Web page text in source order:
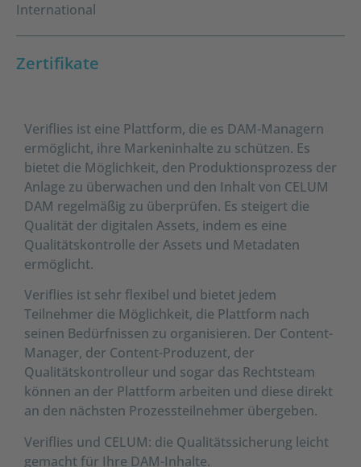
International
Zertifikate
Veriflies ist eine Plattform, die es DAM-Managern
ermöglicht, ihre Markeninhalte zu schützen. Es
bietet die Möglichkeit, den Produktionsprozess der
Anlage zu überwachen und den Inhalt von CELUM
DAM regelmäßig zu überprüfen. Es steigert die
Qualität der digitalen Assets, indem es eine
Qualitätskontrolle der Assets und Metadaten
ermöglicht.
Veriflies ist sehr flexibel und bietet jedem
Teilnehmer die Möglichkeit, die Plattform nach
seinen Bedürfnissen zu organisieren. Der Content-
Manager, der Content-Produzent, der
Qualitätskontrolleur und sogar das Rechtsteam
können an der Plattform arbeiten und diese direkt
an den nächsten Prozessteilnehmer übergeben.
Veriflies und CELUM: die Qualitätssicherung leicht
gemacht für Ihre DAM-Inhalte.